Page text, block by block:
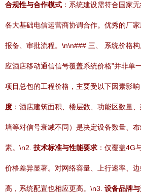
合规性与合作模式 ：系统建设需符合国家
各大基础电信运营商协调合作。优秀的厂
报备、审批流程。\n\n### 三、 系统价格
应酒店移动通信信号覆盖系统价格”并非单
项目总包的工程价格，主要受以下因素影响
度 ：酒店建筑面积、楼层数、功能区数量
墙等对信号衰减不同）是决定设备数量、
素。\n2. 技术标准与性能要求 ：仅覆盖4G
价格差异显著。对网络容量、上行速率、
高，系统配置也相应更高。\n3. 设备品牌